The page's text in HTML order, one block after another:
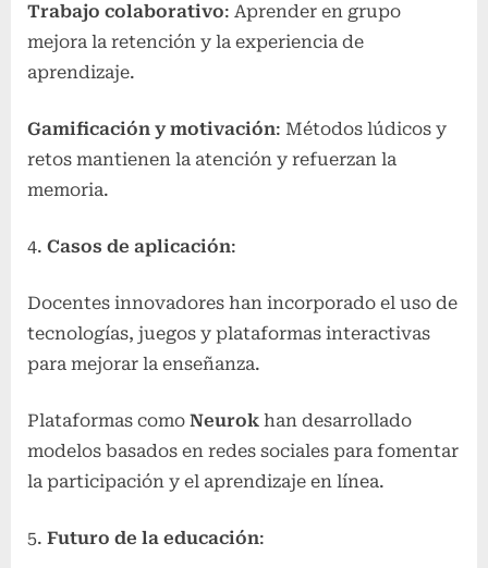
Trabajo colaborativo: Aprender en grupo
mejora la retención y la experiencia de
aprendizaje.
Gamificación y motivación: Métodos lúdicos y
retos mantienen la atención y refuerzan la
memoria.
Casos de aplicación:
Docentes innovadores han incorporado el uso de
tecnologías, juegos y plataformas interactivas
para mejorar la enseñanza.
Plataformas como Neurok han desarrollado
modelos basados en redes sociales para fomentar
la participación y el aprendizaje en línea.
Futuro de la educación: